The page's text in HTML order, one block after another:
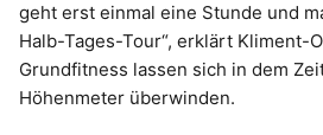
geht erst einmal eine Stunde und
Halb-Tages-Tour“, erklärt Kliment-
Grundfitness lassen sich in dem
Höhenmeter überwinden.